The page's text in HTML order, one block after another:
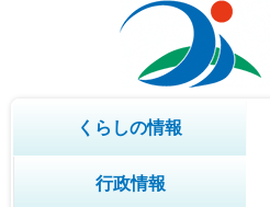
くらしの情報
行政情報